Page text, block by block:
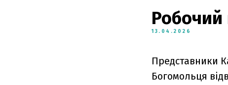
Робочий
13.04.2026
Представники
Богомольця